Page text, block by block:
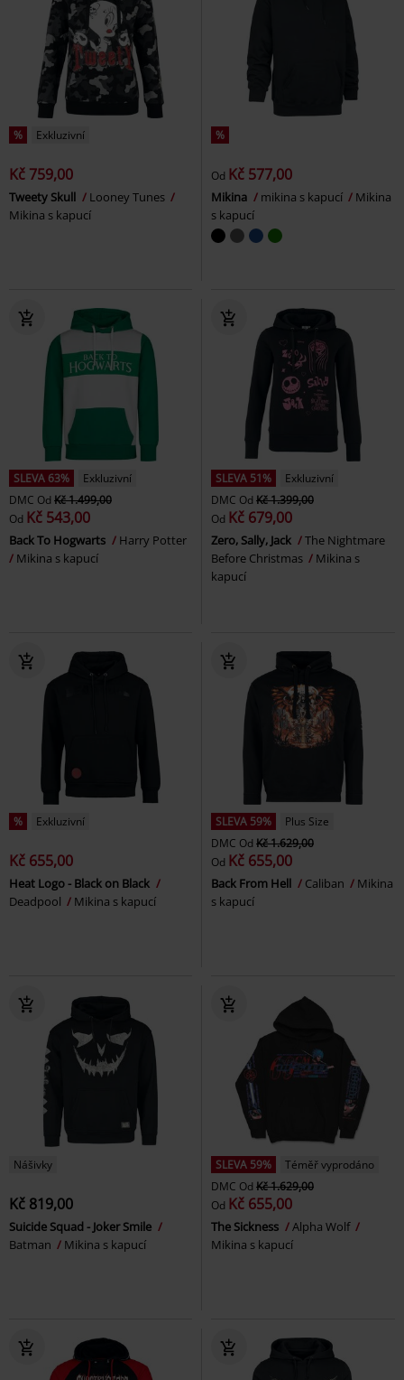
% Exkluzivní
Kč 759,00
Tweety Skull
Looney Tunes
Mikina s kapucí
%
Od Kč 577,00
Mikina mikina s kapucí
Mikina
s kapucí
SLEVA 63%
Exkluzivní
DMC Od Kč 1.499,00
Od Kč 543,00
Back To Hogwarts
Harry Potter
Mikina s kapucí
SLEVA 51%
Exkluzivní
DMC Od Kč 1.399,00
Od Kč 679,00
Zero, Sally, Jack
The Nightmare
Before Christmas
Mikina s
kapucí
% Exkluzivní
Kč 655,00
Heat Logo - Black on Black
Deadpool
Mikina s kapucí
SLEVA 59%
Plus Size
DMC Od Kč 1.629,00
Od Kč 655,00
Back From Hell Caliban
Mikina
s kapucí
Nášivky
Kč 819,00
Suicide Squad - Joker Smile
Batman
Mikina s kapucí
SLEVA 59%
Téměř vyprodáno
DMC Od Kč 1.629,00
Od Kč 655,00
The Sickness
Alpha Wolf
Mikina s kapucí